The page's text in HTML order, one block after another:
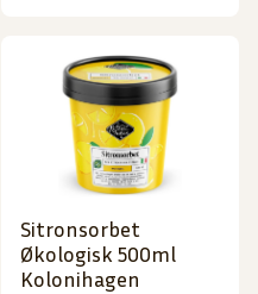
Sitronsorbet
Økologisk 500ml
Kolonihagen